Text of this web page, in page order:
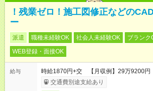
！残業ゼロ！施工図修正などの
ー
派遣 職種未経験OK 社会人未経験OK
ブランク
WEB登録・面接OK
給与
時給1870円+交 【月収例】29万9200円
交通費別途支給あり